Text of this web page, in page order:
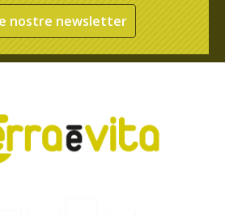
nostre newsletter